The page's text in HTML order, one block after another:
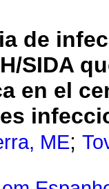
de
SIDA
en el
ME;